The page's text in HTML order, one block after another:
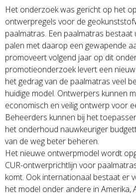
Het onderzoek was gericht op het
ontwerpregels voor de
paalmatras. Een paalmatras bestaat
palen met daarop een gewapende
promoveert volgend jaar op dit
promotieonderzoek levert een
het gedrag van de paalmatras veel
huidige model. Ontwerpers kunnen
economisch en veilig ontwerp voor
Beheerders kunnen bij het
het onderhoud nauwkeuriger
van de weg beter beheren.
Het nieuwe ontwerpmodel wordt
CUR-ontwerprichtlijn voor
komt. Ook internationaal bestaat er
het model onder andere in Amerika,